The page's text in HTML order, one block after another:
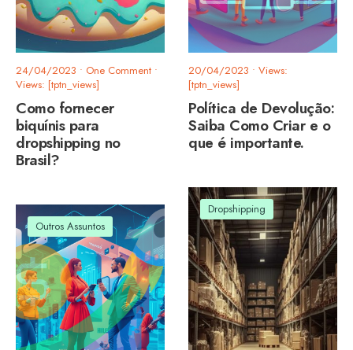
24/04/2023 • One Comment •
Views: [tptn_views]
Como fornecer
biquínis para
dropshipping no
Brasil?
20/04/2023 • Views:
[tptn_views]
Política de Devolução:
Saiba Como Criar e o
que é importante.
Dropshipping
Outros Assuntos